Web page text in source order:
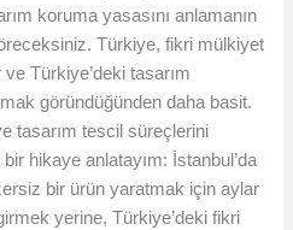
koruma yasasını anlamanın
Türkiye, fikri mülkiyet
Türkiye’deki tasarım
göründüğünden daha basit.
tasarım tescil süreçlerini
hikaye anlatayım: İstanbul’da
bir ürün yaratmak için aylar
yerine, Türkiye’deki fikri